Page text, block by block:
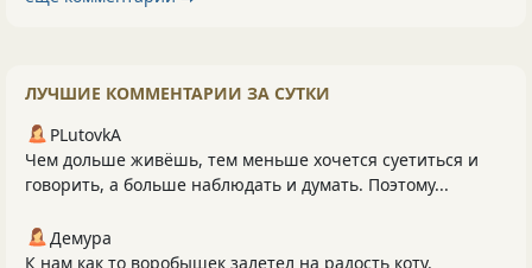
ЛУЧШИЕ КОММЕНТАРИИ ЗА СУТКИ
PLutоvkА
Чем дольше живёшь, тем меньше хочется суетиться и
говорить, а больше наблюдать и думать. Поэтому...
Демура
К нам как то воробышек залетел на радость коту.